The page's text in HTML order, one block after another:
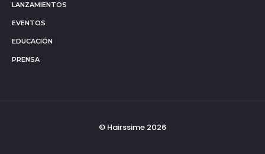
LANZAMIENTOS
EVENTOS
EDUCACIÓN
PRENSA
© Hairssime 2026